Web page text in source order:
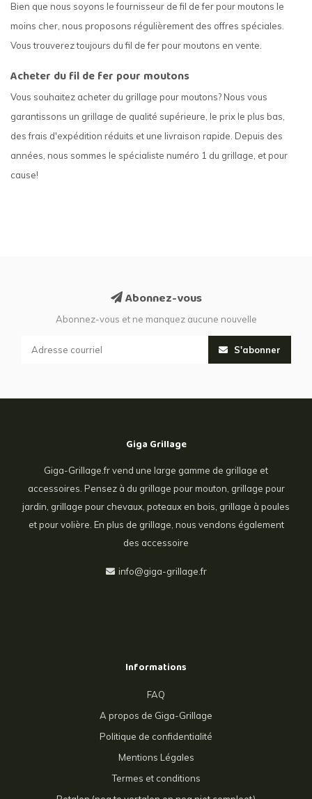
Bien que nous soyons le fournisseur de fil de fer pour moutons le
moins cher, nous proposons régulièrement des offres spéciales.
Vous trouverez toujours du fil de fer pour moutons en vente.
Acheter du fil de fer pour moutons
Vous souhaitez acheter du grillage pour moutons? Nous vous
garantissons un grillage de qualité supérieure, le prix le plus bas,
des frais d'expédition réduits et une livraison rapide. Depuis des
années, nous sommes le spécialiste numéro 1 du grillage, et pour
cause!
Abonnez-vous
Abonnez-vous et ne manquez aucune nouvelle
S'abonner
Giga Grillage
Giga-Grillage.fr vend une large gamme de grillage et
accessoires. Pensez à du grillage pour mouton, grillage pour
jardin, grillage pour chevaux, poteaux en bois, grillage à poules
et pour volière. En plus de grillage, nous vendons également
des accessoire
info@giga-grillage.fr
Informations
FAQ
A propos de Giga-Grillage
Politique de confidentialité
Mentions Légales
Termes et conditions